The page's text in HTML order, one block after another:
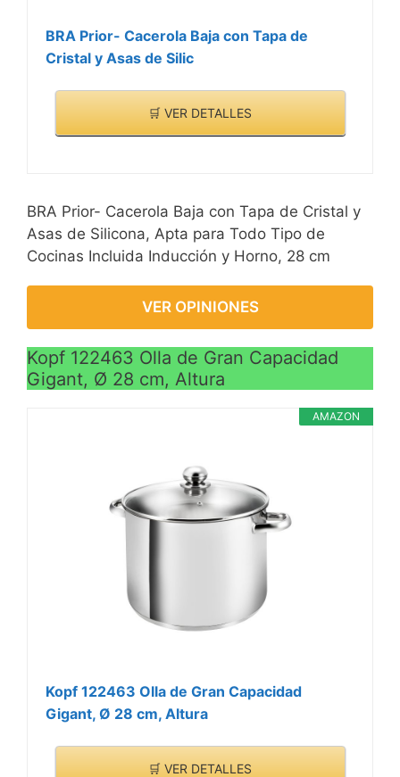
aislamiento térmico
Idoneidad: especialmente
como, por ejemplo,
BRA Prior- Cacerola Baja con Tapa de
Cristal y Asas de Silic
🛒 VER DETALLES
BRA Prior- Cacerola Baja con Tapa de Cristal y
Asas de Silicona, Apta para Todo Tipo de
Cocinas Incluida Inducción y Horno, 28 cm
VER OPINIONES
Kopf 122463 Olla de Gran Capacidad
Gigant, Ø 28 cm, Altura
AMAZON
Kopf 122463 Olla de Gran Capacidad
Gigant, Ø 28 cm, Altura
🛒 VER DETALLES